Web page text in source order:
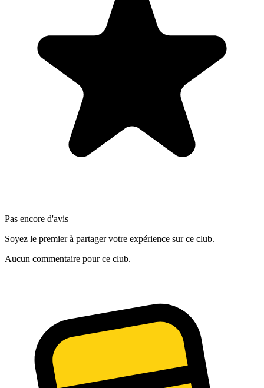
Pas encore d'avis
Soyez le premier à partager votre expérience sur ce club.
Aucun commentaire pour ce club.